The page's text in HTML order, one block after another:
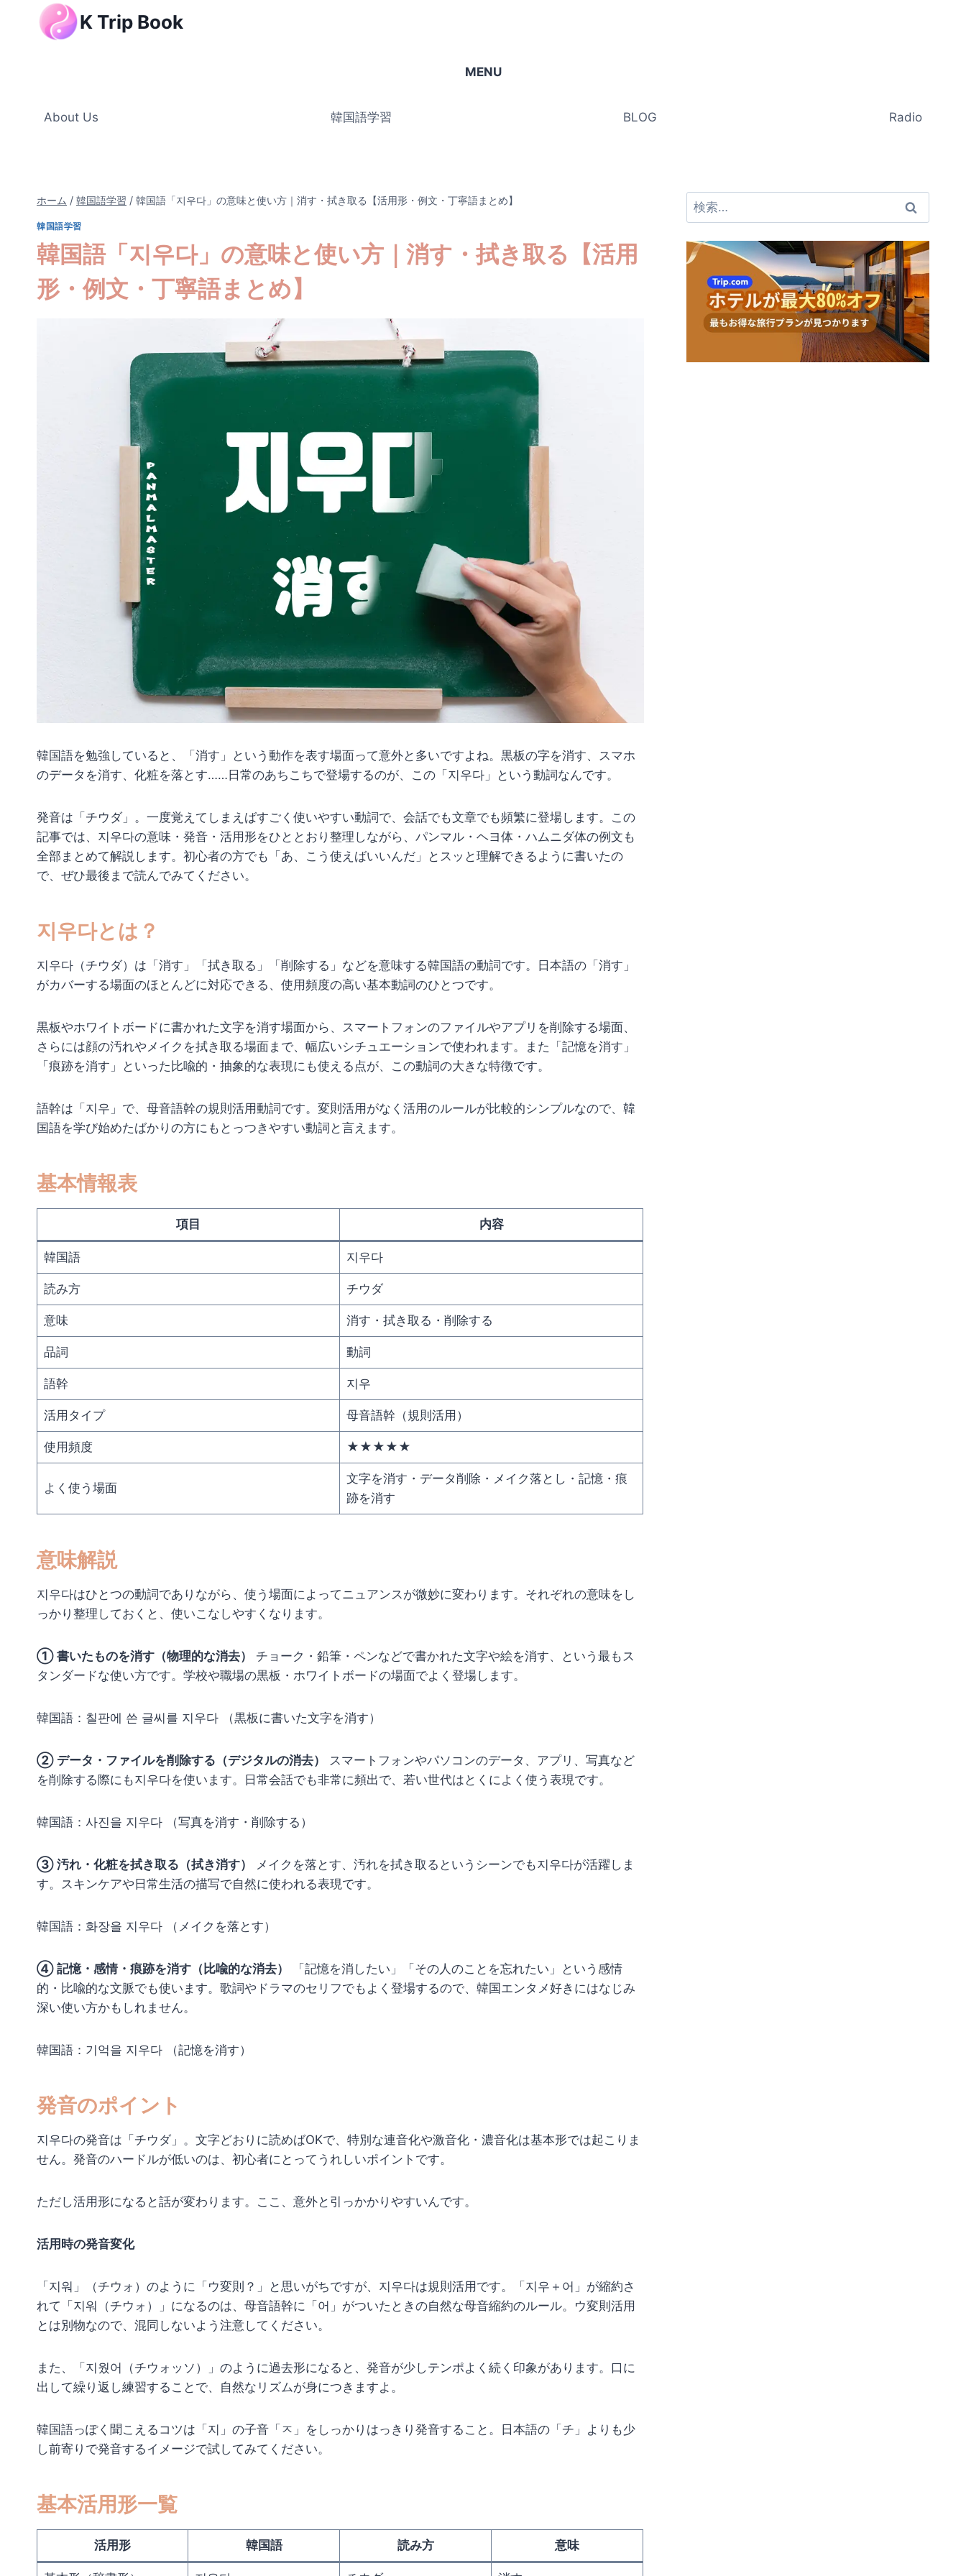
K Trip Book
MENU
About Us 韓国語学習 BLOG Radio
ホーム / 韓国語学習 / 韓国語「지우다」の意味と使い方｜消す・拭き取る【活用形・例文・丁寧語まとめ】
韓国語学習
韓国語「지우다」の意味と使い方｜消す・拭き取る【活用
形・例文・丁寧語まとめ】
韓国語を勉強していると、「消す」という動作を表す場面って意外と多いですよね。黒板の字を消す、スマホ
のデータを消す、化粧を落とす……日常のあちこちで登場するのが、この「지우다」という動詞なんです。
発音は「チウダ」。一度覚えてしまえばすごく使いやすい動詞で、会話でも文章でも頻繁に登場します。この
記事では、지우다の意味・発音・活用形をひととおり整理しながら、パンマル・ヘヨ体・ハムニダ体の例文も
全部まとめて解説します。初心者の方でも「あ、こう使えばいいんだ」とスッと理解できるように書いたの
で、ぜひ最後まで読んでみてください。
지우다とは？
지우다（チウダ）は「消す」「拭き取る」「削除する」などを意味する韓国語の動詞です。日本語の「消す」
がカバーする場面のほとんどに対応できる、使用頻度の高い基本動詞のひとつです。
黒板やホワイトボードに書かれた文字を消す場面から、スマートフォンのファイルやアプリを削除する場面、
さらには顔の汚れやメイクを拭き取る場面まで、幅広いシチュエーションで使われます。また「記憶を消す」
「痕跡を消す」といった比喩的・抽象的な表現にも使える点が、この動詞の大きな特徴です。
語幹は「지우」で、母音語幹の規則活用動詞です。変則活用がなく活用のルールが比較的シンプルなので、韓
国語を学び始めたばかりの方にもとっつきやすい動詞と言えます。
基本情報表
項目 内容
韓国語 지우다
読み方 チウダ
意味 消す・拭き取る・削除する
品詞 動詞
語幹 지우
活用タイプ 母音語幹（規則活用）
使用頻度 ★★★★★
よく使う場面
文字を消す・データ削除・メイク落とし・記憶・痕
跡を消す
意味解説
지우다はひとつの動詞でありながら、使う場面によってニュアンスが微妙に変わります。それぞれの意味をし
っかり整理しておくと、使いこなしやすくなります。
① 書いたものを消す（物理的な消去）
チョーク・鉛筆・ペンなどで書かれた文字や絵を消す、という最もス
タンダードな使い方です。学校や職場の黒板・ホワイトボードの場面でよく登場します。
韓国語：칠판에 쓴 글씨를 지우다 （黒板に書いた文字を消す）
② データ・ファイルを削除する（デジタルの消去）
スマートフォンやパソコンのデータ、アプリ、写真など
を削除する際にも지우다を使います。日常会話でも非常に頻出で、若い世代はとくによく使う表現です。
韓国語：사진을 지우다 （写真を消す・削除する）
③ 汚れ・化粧を拭き取る（拭き消す）
メイクを落とす、汚れを拭き取るというシーンでも지우다が活躍しま
す。スキンケアや日常生活の描写で自然に使われる表現です。
韓国語：화장을 지우다 （メイクを落とす）
④ 記憶・感情・痕跡を消す（比喩的な消去）
「記憶を消したい」「その人のことを忘れたい」という感情
的・比喩的な文脈でも使います。歌詞やドラマのセリフでもよく登場するので、韓国エンタメ好きにはなじみ
深い使い方かもしれません。
韓国語：기억을 지우다 （記憶を消す）
発音のポイント
지우다の発音は「チウダ」。文字どおりに読めばOKで、特別な連音化や激音化・濃音化は基本形では起こりま
せん。発音のハードルが低いのは、初心者にとってうれしいポイントです。
ただし活用形になると話が変わります。ここ、意外と引っかかりやすいんです。
活用時の発音変化
「지워」（チウォ）のように「ウ変則？」と思いがちですが、지우다は規則活用です。「지우＋어」が縮約さ
れて「지워（チウォ）」になるのは、母音語幹に「어」がついたときの自然な母音縮約のルール。ウ変則活用
とは別物なので、混同しないよう注意してください。
また、「지웠어（チウォッソ）」のように過去形になると、発音が少しテンポよく続く印象があります。口に
出して繰り返し練習することで、自然なリズムが身につきますよ。
韓国語っぽく聞こえるコツは「지」の子音「ㅈ」をしっかりはっきり発音すること。日本語の「チ」よりも少
し前寄りで発音するイメージで試してみてください。
基本活用形一覧
活用形 韓国語 読み方 意味
検
索: